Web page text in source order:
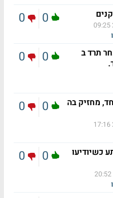
0
0
תרד ב
0
0
מחזיק בה
0
0
כשיודיעו
0
0